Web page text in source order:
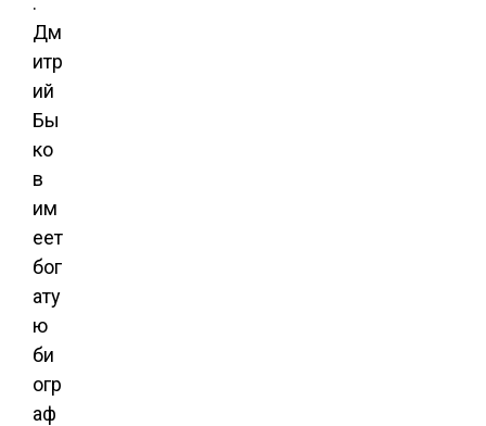
Дм
итр
ий
Бы
ко
в
им
еет
бог
ату
ю
би
огр
аф